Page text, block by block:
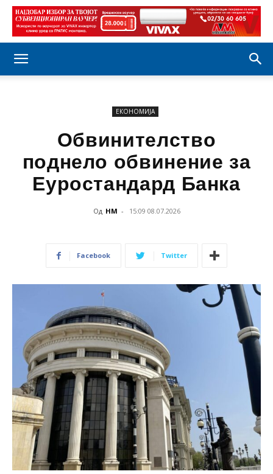
ЕКОНОМИЈА
Обвинителство
поднело обвинение за
Еуростандард Банка
Од НМ - 15:09 08.07.2026
Facebook Twitter